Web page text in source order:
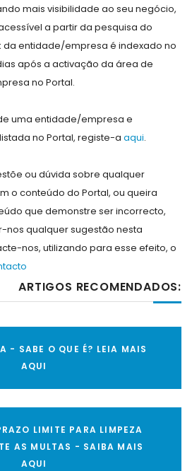
mais visibilidade ao seu negócio,
a partir da pesquisa do
da entidade/empresa é indexado no
após a activação da área de
no Portal.
uma entidade/empresa e
no Portal, registe-a aqui.
ou dúvida sobre qualquer
o conteúdo do Portal, ou queira
que demonstre ser incorrecto,
qualquer sugestão nesta
nos, utilizando para esse efeito, o
ARTIGOS RECOMENDADOS:
- SABE O QUE É? LEIA MAIS
AQUI
LIMITE PARA LIMPEZA
AS MULTAS - SAIBA MAIS
AQUI